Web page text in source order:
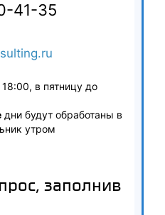
41-35
в пятницу до
дни будут обработаны в
утром
заполнив